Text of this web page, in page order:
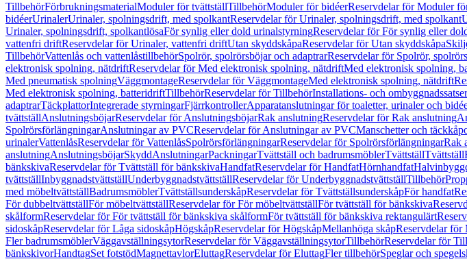
TillbehörFörbrukningsmaterialModuler för tvättställTillbehörModuler för bidéerReservdelar för Moduler
bidéerUrinalerUrinaler, spolningsdrift, med spolkantReservdelar för Urinaler, spolningsdrift, med spolkant
Urinaler, spolningsdrift, spolkantlösaFör synlig eller dold urinalstyrningReservdelar för För synlig eller
vattenfri driftReservdelar för Urinaler, vattenfri driftUtan skyddskåpaReservdelar för Utan skyddskåpa
TillbehörVattenlås och vattenlåstillbehörSpolrör, spolrörsböjar och adaptrarReservdelar för Spolrör,
elektronisk spolning, nätdriftReservdelar för Med elektronisk spolning, nätdriftMed elektronisk spolning,
Med pneumatisk spolningVäggmontageReservdelar för VäggmontageMed elektronisk spolning, nätdrift
Med elektronisk spolning, batteridriftTillbehörReservdelar för TillbehörInstallations- och ombyggnadssatser
adaptrarTäckplattorIntegrerade styrningarFjärrkontrollerApparatanslutningar för toaletter, urinaler och
tvättställAnslutningsböjarReservdelar för AnslutningsböjarRak anslutningReservdelar för Rak anslutning
SpolrörsförlängningarAnslutningar av PVCReservdelar för Anslutningar av PVCManschetter och
urinalerVattenlåsReservdelar för VattenlåsSpolrörsförlängningarReservdelar för SpolrörsförlängningarRak
anslutningAnslutningsböjarSkyddAnslutningarPackningarTvättställ och badrumsmöblerTvättställTvättställ
bänkskivaReservdelar för Tvättställ för bänkskivaHandfatReservdelar för HandfatHörnhandfat
tvättställInbyggnadstvättställUnderbyggnadstvättställReservdelar för UnderbyggnadstvättställTillbehör
med möbeltvättställBadrumsmöblerTvättställsunderskåpReservdelar för TvättställsunderskåpFör handfat
För dubbeltvättställFör möbeltvättställReservdelar för För möbeltvättställFör tvättställ för bänkskiva
skålformReservdelar för För tvättställ för bänkskiva skålformFör tvättställ för bänkskiva rektangulärt
sidoskåpReservdelar för Låga sidoskåpHögskåpReservdelar för HögskåpMellanhöga skåpReservdelar för
Fler badrumsmöblerVäggavställningsytorReservdelar för VäggavställningsytorTillbehörReservdelar för
bänkskivorHandtagSet fotstödMagnettavlorEluttagReservdelar för EluttagFler tillbehörSpeglar och